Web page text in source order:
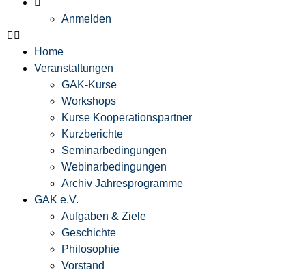
Anmelden
Home
Veranstaltungen
GAK-Kurse
Workshops
Kurse Kooperationspartner
Kurzberichte
Seminarbedingungen
Webinarbedingungen
Archiv Jahresprogramme
GAK e.V.
Aufgaben & Ziele
Geschichte
Philosophie
Vorstand